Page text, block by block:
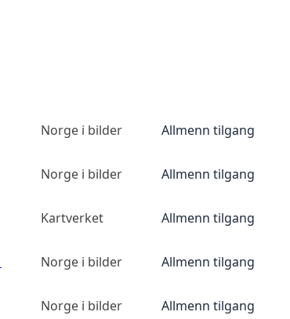
Norge i bilder Allmenn tilgang
Norge i bilder Allmenn tilgang
Kartverket Allmenn tilgang
Norge i bilder Allmenn tilgang
Norge i bilder Allmenn tilgang